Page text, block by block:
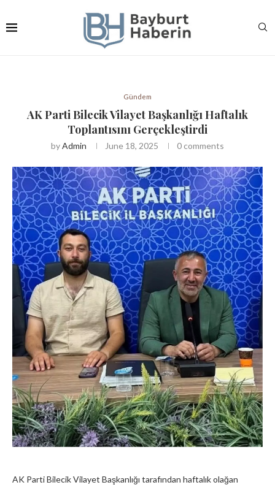
Gündem
AK Parti Bilecik Vilayet Başkanlığı Haftalık
Toplantısını Gerçekleştirdi
byAdmin June 18, 2025 0 comments
AK Parti Bilecik Vilayet Başkanlığı tarafından haftalık olağan